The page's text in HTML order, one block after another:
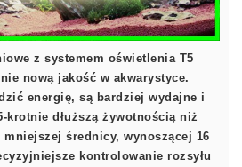
z systemem oświetlenia T5
nową jakość w akwarystyce.
energię, są bardziej wydajne i
krotnie dłuższą żywotnością niż
średnicy, wynoszącej 16
kontrolowanie rozsyłu